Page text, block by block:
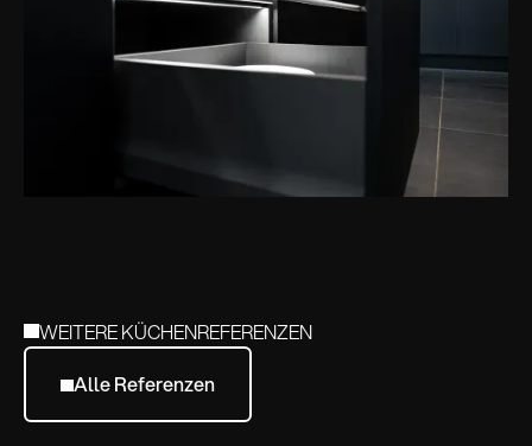
WEITERE KÜCHENREFERENZEN
Alle Referenzen